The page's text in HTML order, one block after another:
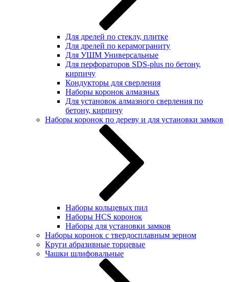
Для дрелей по стеклу, плитке
Для дрелей по керамограниту
Для УШМ Универсальные
Для перфораторов SDS-plus по бетону,
кирпичу
Кондукторы для сверления
Наборы коронок алмазных
Для установок алмазного сверления по
бетону, кирпичу
Наборы коронок по дереву и для установки замков
Наборы кольцевых пил
Наборы HCS коронок
Наборы для установки замков
Наборы коронок с твердосплавным зерном
Круги абразивные торцевые
Чашки шлифовальные